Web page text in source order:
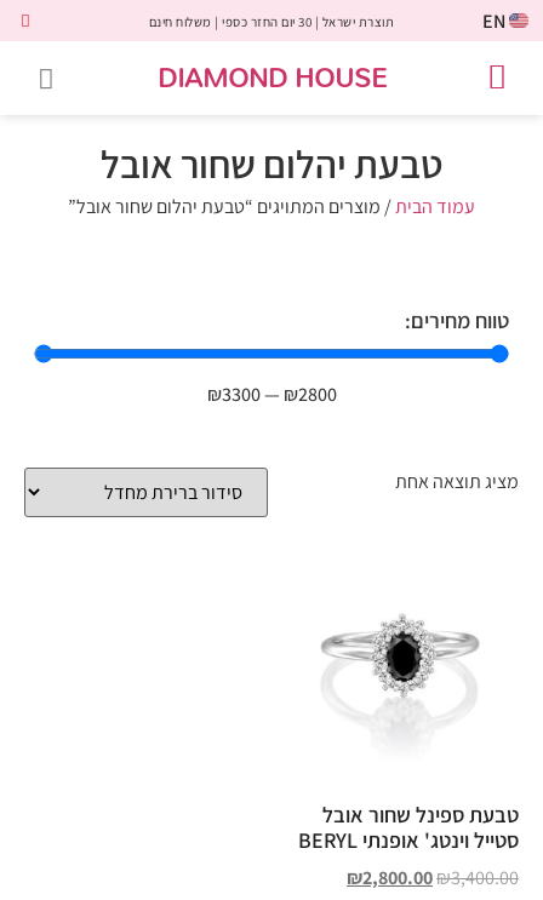
EN תוצרת ישראל | 30 יום החזר כספי | משלוח חינם
DIAMOND HOUSE
טבעת יהלום שחור אובל
עמוד הבית/ מוצרים המתויגים “טבעת יהלום שחור אובל”
טווח מחירים:
₪2800
—
₪3300
מציג תוצאה אחת
טבעת ספינל שחור אובל
סטייל וינטג' אופנתי BERYL
₪3,400.00
₪2,800.00